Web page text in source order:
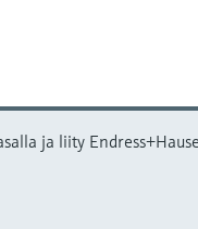
ja liity